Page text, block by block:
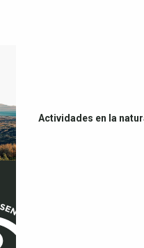
Actividades en la